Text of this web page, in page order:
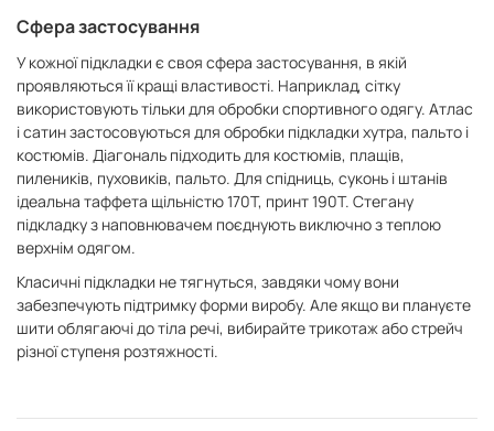
Сфера застосування
У кожної підкладки є своя сфера застосування, в якій
проявляються її кращі властивості. Наприклад, сітку
використовують тільки для обробки спортивного одягу. Атлас
і сатин застосовуються для обробки підкладки хутра, пальто і
костюмів. Діагональ підходить для костюмів, плащів,
пилеників, пуховиків, пальто. Для спідниць, суконь і штанів
ідеальна таффета щільністю 170Т, принт 190Т. Стегану
підкладку з наповнювачем поєднують виключно з теплою
верхнім одягом.
Класичні підкладки не тягнуться, завдяки чому вони
забезпечують підтримку форми виробу. Але якщо ви плануєте
шити облягаючі до тіла речі, вибирайте трикотаж або стрейч
різної ступеня розтяжності.